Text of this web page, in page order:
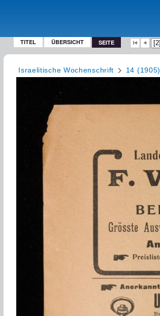
TITEL ÜBERSICHT SEITE
Israelitische Wochenschrift 14 (1905)